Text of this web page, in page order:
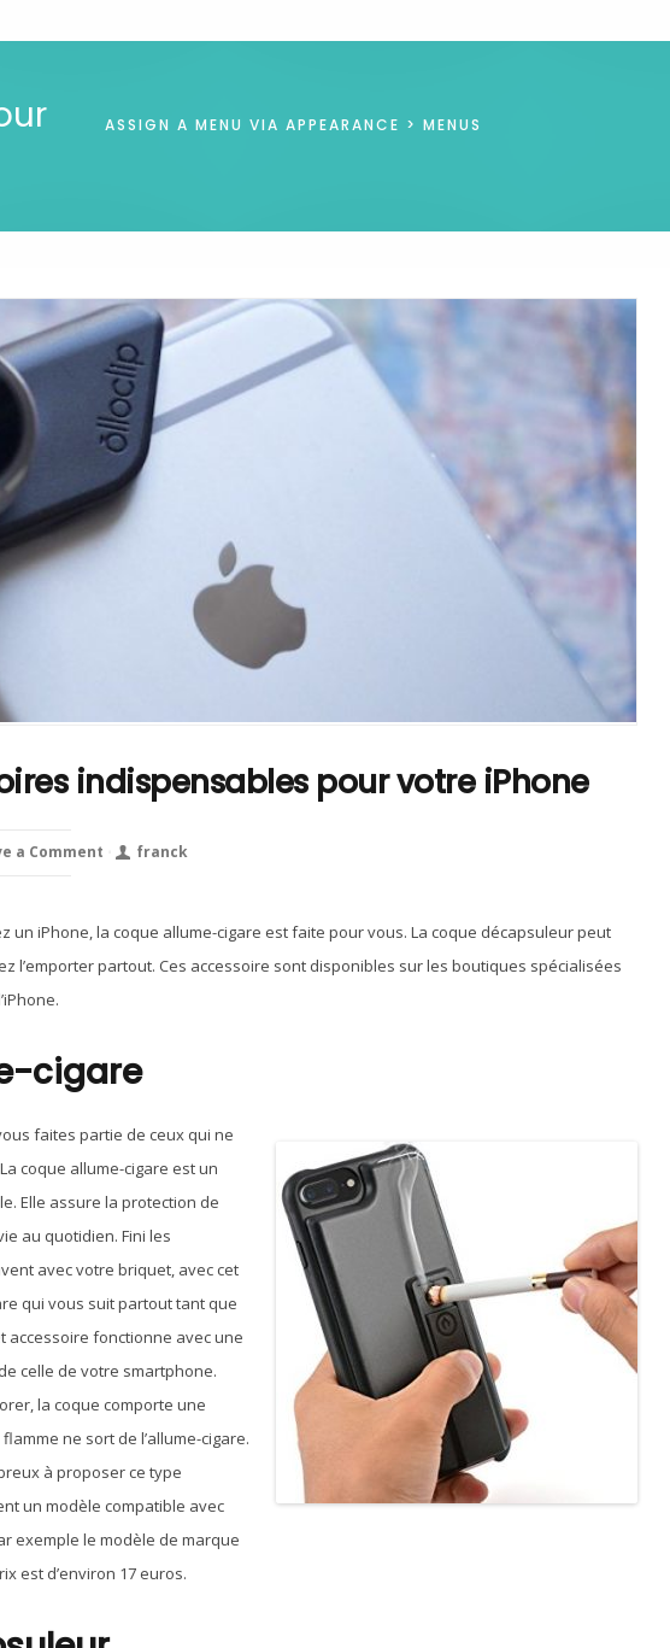
ASSIGN A MENU VIA APPEARANCE > MENUS
indispensables pour votre iPhone
a Comment franck
un iPhone, la coque allume-cigare est faite pour vous. La coque décapsuleur peut
l’emporter partout. Ces accessoire sont disponibles sur les boutiques spécialisées
cigare
faites partie de ceux qui ne
coque allume-cigare est un
Elle assure la protection de
au quotidien. Fini les
avec votre briquet, avec cet
qui vous suit partout tant que
accessoire fonctionne avec une
celle de votre smartphone.
la coque comporte une
ne sort de l’allume-cigare.
à proposer ce type
un modèle compatible avec
exemple le modèle de marque
est d’environ 17 euros.